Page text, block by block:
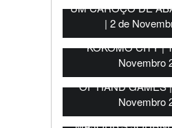
UM CAROÇO DE
| 2 de
KOKOMO CITY |
Novembro
BLACK GIRLS
OF HAND GAMES
Novembro